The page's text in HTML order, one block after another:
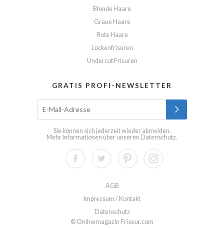
Blonde Haare
Graue Haare
Rote Haare
Lockenfrisuren
Undercut Frisuren
GRATIS PROFI-NEWSLETTER
Sie können sich jederzeit wieder abmelden.
Mehr Informationen über unseren Datenschutz.
AGB
Impressum / Kontakt
Datenschutz
© Onlinemagazin Friseur.com